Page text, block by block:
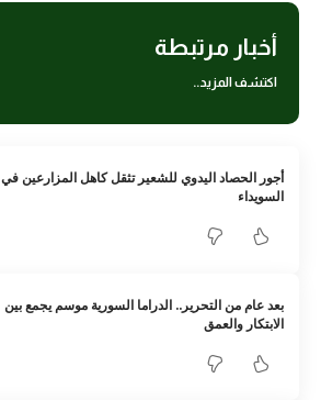
أخبار مرتبطة
اكتشف المزيد..
أجور الحصاد اليدوي للشعير تثقل كاهل المزارعين في
السويداء
بعد عام من التحرير.. الدراما السورية موسم يجمع بين
الابتكار والعمق